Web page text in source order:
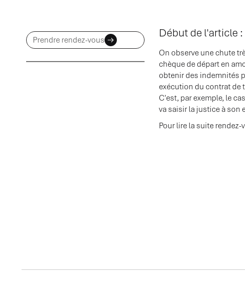
Prendre rendez-vous
Début de l'article :
On observe une chute
chèque de départ en
obtenir des indemnités
exécution du contrat de
C'est, par exemple, le
va saisir la justice à son
Pour lire la suite rendez-
ACTUALITES